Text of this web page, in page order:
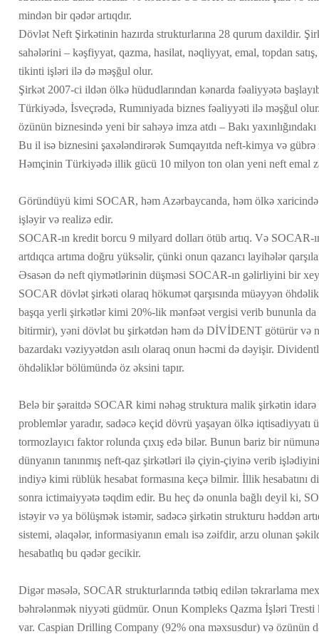
mindən bir qədər artıqdır.
Dövlət Neft Şirkətinin hazırda strukturlarına 28 qurum daxildir.
sahələrini – kəşfiyyat, qazma, hasilat, nəqliyyat, emal, topdan
tikinti işləri ilə də məşğul olur.
Şirkət 2007-ci ildən ölkə hüdudlarından kənarda fəaliyyətə
Türkiyədə, İsveçrədə, Rumıniyada biznes fəaliyyəti ilə məşğul
özünün biznesində yeni bir sahəyə imza atdı – Bakı
Bu il isə biznesini şaxələndirərək Sumqayıtda neft-kimya və gübrə
Həmçinin Türkiyədə illik gücü 10 milyon ton olan yeni neft emal
Göründüyü kimi SOCAR, həm Azərbaycanda, həm ölkə
işləyir və realizə edir.
SOCAR-ın kredit borcu 9 milyard dolları ötüb artıq. Və SOCAR-
artdıqca artıma doğru yüksəlir, çünki onun qazancı layihələr
Əsasən də neft qiymətlərinin düşməsi SOCAR-ın gəlirliyini bir
SOCAR dövlət şirkəti olaraq hökumət qarşısında müəyyən
başqa yerli şirkətlər kimi 20%-lik mənfəət vergisi verib bununla da
bitirmir), yəni dövlət bu şirkətdən həm də DİVİDENT götürür və
bazardakı vəziyyətdən asılı olaraq onun həcmi də dəyişir.
öhdəliklər bölümündə öz əksini tapır.
Belə bir şəraitdə SOCAR kimi nəhəg struktura malik şirkətin
problemlər yaradır, sadəcə keçid dövrü yaşayan ölkə iqtisadiyyatı
tormozlayıcı faktor rolunda çıxış edə bilər. Bunun bariz bir
dünyanın tanınmış neft-qaz şirkətləri ilə çiyin-çiyinə verib
indiyə kimi rüblük hesabat formasına keçə bilmir. İllik hesabatını
sonra ictimaiyyətə təqdim edir. Bu heç də onunla bağlı deyil ki,
istəyir və ya bölüşmək istəmir, sadəcə şirkətin strukturu həddən
sistemi, əlaqələr, informasiyanın emalı isə zəifdir, arzu olunan
hesabatlıq bu qədər gecikir.
Digər məsələ, SOCAR strukturlarında tətbiq edilən təkrarlama
bəhrələnmək niyyəti güdmür. Onun Kompleks Qazma İşləri
var. Caspian Drilling Company (92% ona məxsusdur) və özünün